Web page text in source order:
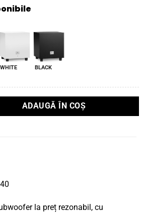
fost:
1.999lei.
WHITE BLACK
Tales 340
ADAUGĂ ÎN COȘ
la preț rezonabil, cu